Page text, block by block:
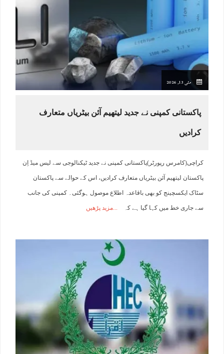
مئی 13, 2026
پاکستانی کمپنی نے جدید لیتھیم آئن بیٹریاں متعارف
کرادیں
کراچی(کامرس رپورٹر)پاکستانی کمپنی نے جدید ٹیکنالوجی سے لیس میڈ اِن
پاکستان لیتھیم آئن بیٹریاں متعارف کرادیں، اس کے حوالے سے پاکستان
سٹاک ایکسچینج کو بھی باقاعدہ اطلاع موصول ہوگئی۔ کمپنی کی جانب
سے جاری خط میں کہا گیا ہے کہ مزید پڑھیں